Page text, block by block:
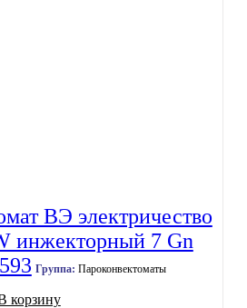
ВЭ электричество
инжекторный 7 Gn
Группа: Пароконвектоматы
корзину